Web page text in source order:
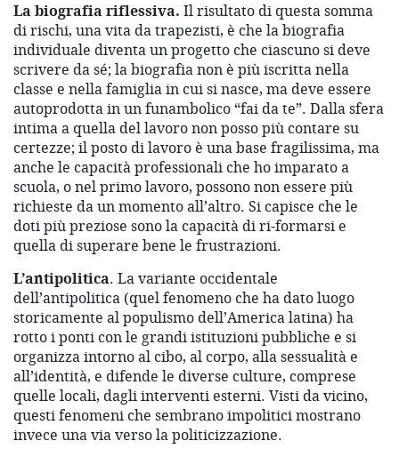
La biografia riflessiva. Il risultato di questa somma
di rischi, una vita da trapezisti, è che la biografia
individuale diventa un progetto che ciascuno si deve
scrivere da sé; la biografia non è più iscritta nella
classe e nella famiglia in cui si nasce, ma deve essere
autoprodotta in un funambolico “fai da te”. Dalla sfera
intima a quella del lavoro non posso più contare su
certezze; il posto di lavoro è una base fragilissima, ma
anche le capacità professionali che ho imparato a
scuola, o nel primo lavoro, possono non essere più
richieste da un momento all’altro. Si capisce che le
doti più preziose sono la capacità di ri-formarsi e
quella di superare bene le frustrazioni.
L’antipolitica. La variante occidentale
dell’antipolitica (quel fenomeno che ha dato luogo
storicamente al populismo dell’America latina) ha
rotto i ponti con le grandi istituzioni pubbliche e si
organizza intorno al cibo, al corpo, alla sessualità e
all’identità, e difende le diverse culture, comprese
quelle locali, dagli interventi esterni. Visti da vicino,
questi fenomeni che sembrano impolitici mostrano
invece una via verso la politicizzazione.